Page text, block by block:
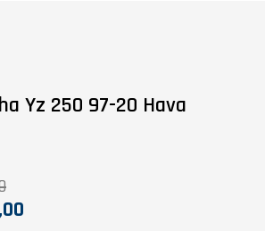
Yz 250 97-20 Hava